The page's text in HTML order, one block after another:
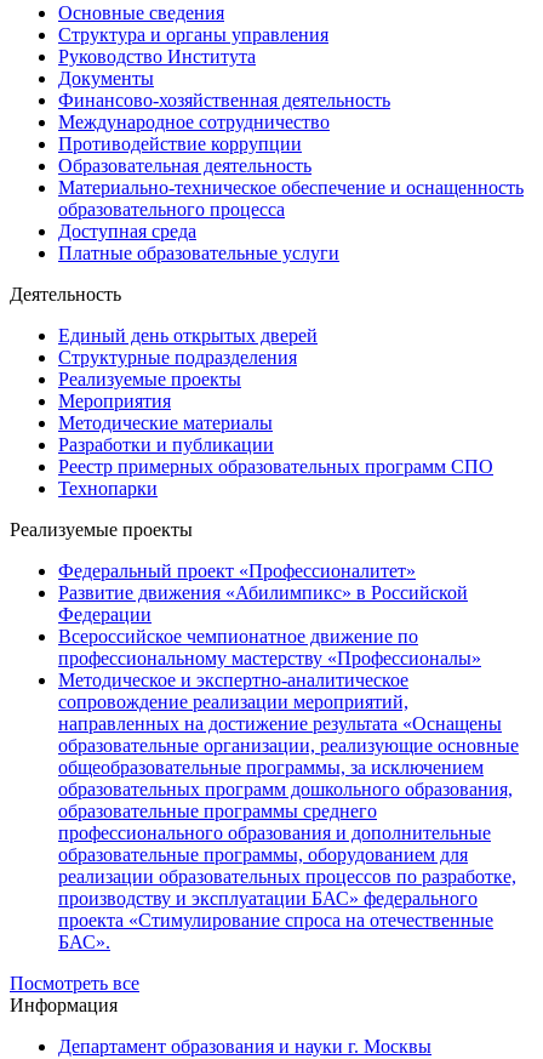
Основные сведения
Структура и органы управления
Руководство Института
Документы
Финансово-хозяйственная деятельность
Международное сотрудничество
Противодействие коррупции
Образовательная деятельность
Материально-техническое обеспечение и оснащенность
образовательного процесса
Доступная среда
Платные образовательные услуги
Деятельность
Единый день открытых дверей
Структурные подразделения
Реализуемые проекты
Мероприятия
Методические материалы
Разработки и публикации
Реестр примерных образовательных программ СПО
Технопарки
Реализуемые проекты
Федеральный проект «Профессионалитет»
Развитие движения «Абилимпикс» в Российской
Федерации
Всероссийское чемпионатное движение по
профессиональному мастерству «Профессионалы»
Методическое и экспертно-аналитическое
сопровождение реализации мероприятий,
направленных на достижение результата «Оснащены
образовательные организации, реализующие основные
общеобразовательные программы, за исключением
образовательных программ дошкольного образования,
образовательные программы среднего
профессионального образования и дополнительные
образовательные программы, оборудованием для
реализации образовательных процессов по разработке,
производству и эксплуатации БАС» федерального
проекта «Стимулирование спроса на отечественные
БАС».
Посмотреть все
Информация
Департамент образования и науки г. Москвы